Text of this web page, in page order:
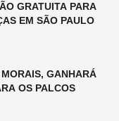
GRATUITA PARA
EM SÃO PAULO
GANHARÁ
OS PALCOS